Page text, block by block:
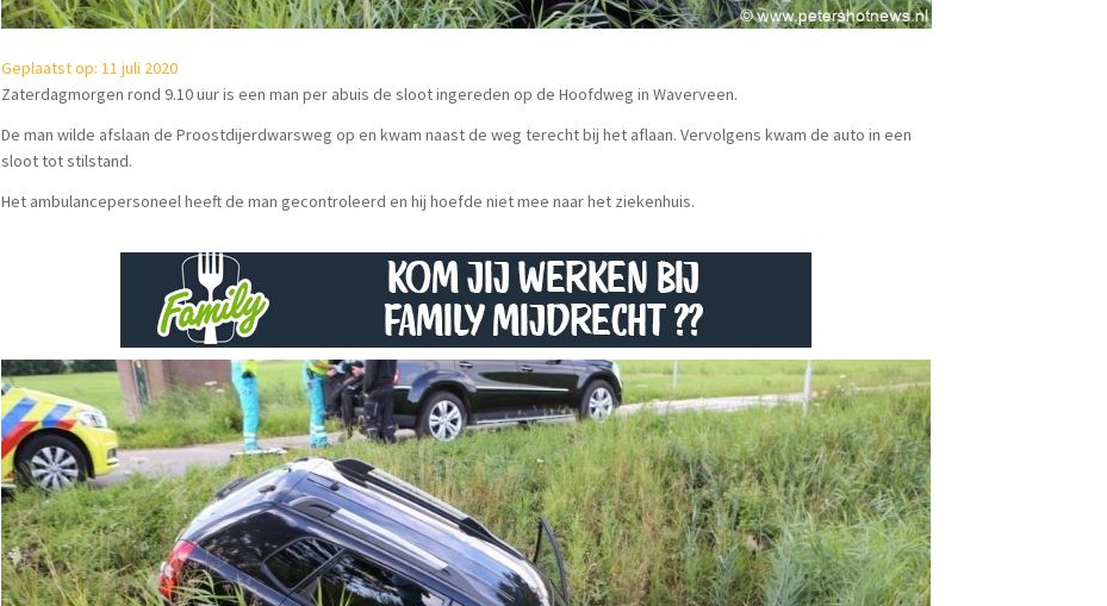
Geplaatst op: 11 juli 2020
Zaterdagmorgen rond 9.10 uur is een man per abuis de sloot ingereden op de Hoofdweg in Waverveen.
De man wilde afslaan de Proostdijerdwarsweg op en kwam naast de weg terecht bij het aflaan. Vervolgens kwam de auto in een
sloot tot stilstand.
Het ambulancepersoneel heeft de man gecontroleerd en hij hoefde niet mee naar het ziekenhuis.